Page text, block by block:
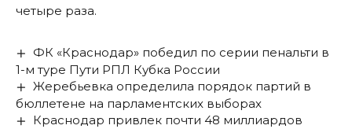
четыре раза.
ФК «Краснодар» победил по серии пенальти в
1-м туре Пути РПЛ Кубка России
Жеребьевка определила порядок партий в
бюллетене на парламентских выборах
Краснодар привлек почти 48 миллиардов